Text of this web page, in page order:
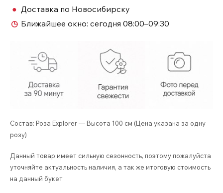
№13
● Доставка по Новосибирску
◷ Ближайшее окно: сегодня 08:00–09:30
Состав: Роза Explorer — Высота 100 см (Цена указана за одну
розу)
Данный товар имеет сильную сезонность, поэтому пожалуйста
уточняйте актуальность наличия, а так же итоговую стоимость
на данный букет